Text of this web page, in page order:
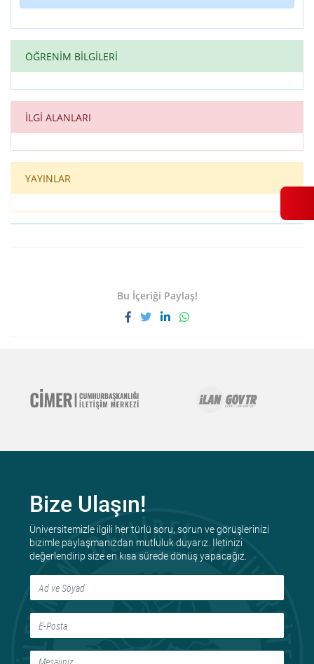
ÖĞRENİM BİLGİLERİ
İLGİ ALANLARI
YAYINLAR
Bu İçeriği Paylaş!
Bize Ulaşın!
Üniversitemizle ilgili her türlü soru, sorun ve görüşlerinizi
bizimle paylaşmanızdan mutluluk duyarız. İletinizi
değerlendirip size en kısa sürede dönüş yapacağız.